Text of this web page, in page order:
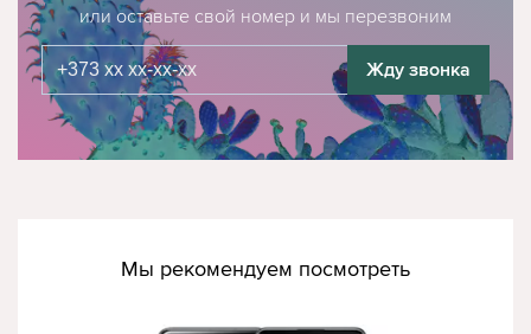
или оставьте свой номер и мы перезвоним
Жду звонка
Мы рекомендуем посмотреть